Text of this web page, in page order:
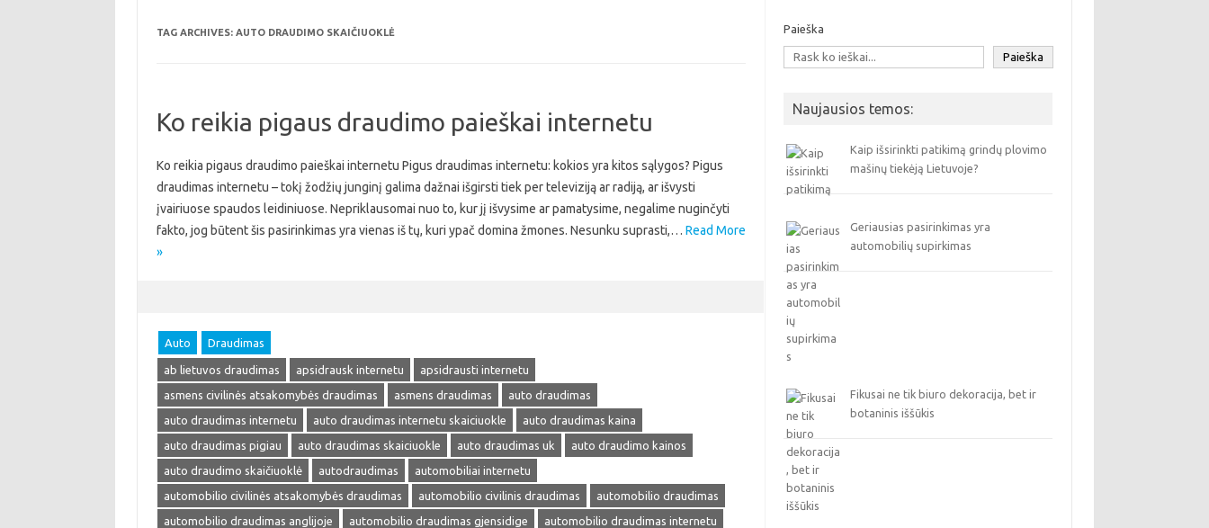
TAG ARCHIVES: AUTO DRAUDIMO SKAIČIUOKLĖ
Ko reikia pigaus draudimo paieškai internetu
Ko reikia pigaus draudimo paieškai internetu Pigus draudimas internetu: kokios yra kitos sąlygos? Pigus
draudimas internetu – tokį žodžių junginį galima dažnai išgirsti tiek per televiziją ar radiją, ar išvysti
įvairiuose spaudos leidiniuose. Nepriklausomai nuo to, kur jį išvysime ar pamatysime, negalime nuginčyti
fakto, jog būtent šis pasirinkimas yra vienas iš tų, kuri ypač domina žmones. Nesunku suprasti,… Read More
»
Auto Draudimas
ab lietuvos draudimas apsidrausk internetu
apsidrausti internetu
asmens civilinės atsakomybės draudimas
asmens draudimas
auto draudimas
auto draudimas internetu
auto draudimas internetu skaiciuokle
auto draudimas kaina
auto draudimas pigiau
auto draudimas skaiciuokle auto draudimas uk
auto draudimo kainos
auto draudimo skaičiuoklė
autodraudimas
automobiliai internetu
automobilio civilinės atsakomybės draudimas
automobilio civilinis draudimas
automobilio draudimas
automobilio draudimas anglijoje
automobilio draudimas gjensidige
automobilio draudimas internetu
Paieška
Paieška
Naujausios temos:
Kaip išsirinkti patikimą grindų plovimo
mašinų tiekėją Lietuvoje?
Geriausias pasirinkimas yra
automobilių supirkimas
Fikusai ne tik biuro dekoracija, bet ir
botaninis iššūkis